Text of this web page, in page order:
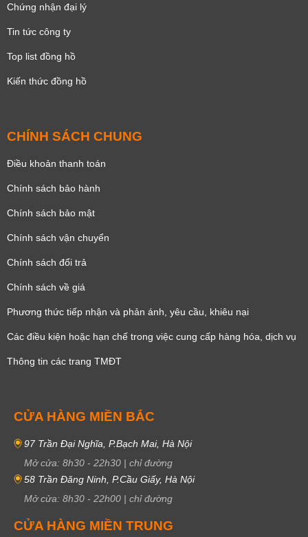
Chứng nhận đại lý
Tin tức công ty
Top list đồng hồ
Kiến thức đồng hồ
CHÍNH SÁCH CHUNG
Điều khoản thanh toán
Chính sách bảo hành
Chính sách bảo mật
Chính sách vận chuyển
Chính sách đổi trả
Chính sách về giá
Phương thức tiếp nhận và phản ánh, yêu cầu, khiêu nại
Các điều kiện hoặc hạn chế trong việc cung cấp hàng hóa, dịch vụ
Thông tin các trang TMĐT
CỬA HÀNG MIỀN BẮC
97 Trần Đại Nghĩa, P.Bạch Mai, Hà Nội
Mở cửa: 8h30 - 22h30 | chỉ đường
58 Trần Đăng Ninh, P.Cầu Giấy, Hà Nội
Mở cửa: 8h30 - 22h00 | chỉ đường
CỬA HÀNG MIỀN TRUNG